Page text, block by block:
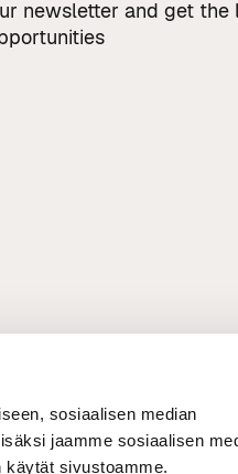
sosiaalisen median
jaamme sosiaalisen
käytät sivustoamme.
newsletter and get the